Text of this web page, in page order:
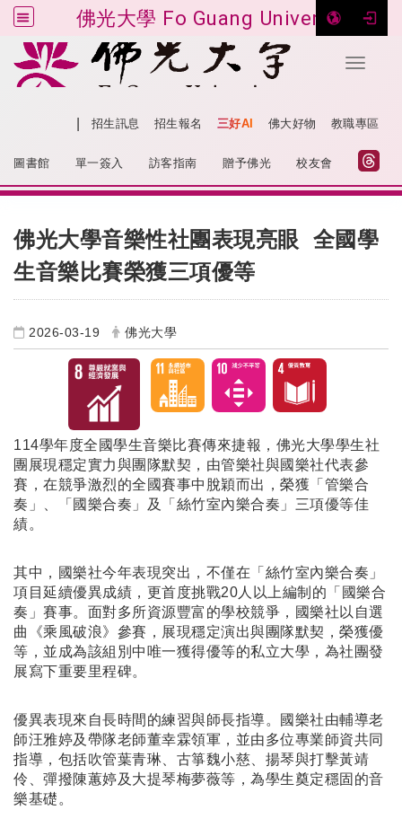
佛光大學 Fo Guang University
Toggle
跳到主要內容
招生訊息 招生報名 三好AI 佛大好物 教職專區
圖書館 單一簽入 訪客指南 贈予佛光 校友會
佛光大學音樂性社團表現亮眼 全國學
生音樂比賽榮獲三項優等
2026-03-19 佛光大學
114學年度全國學生音樂比賽傳來捷報，佛光大學學生社
團展現穩定實力與團隊默契，由管樂社與國樂社代表參
賽，在競爭激烈的全國賽事中脫穎而出，榮獲「管樂合
奏」、「國樂合奏」及「絲竹室內樂合奏」三項優等佳
績。
其中，國樂社今年表現突出，不僅在「絲竹室內樂合奏」
項目延續優異成績，更首度挑戰20人以上編制的「國樂合
奏」賽事。面對多所資源豐富的學校競爭，國樂社以自選
曲《乘風破浪》參賽，展現穩定演出與團隊默契，榮獲優
等，並成為該組別中唯一獲得優等的私立大學，為社團發
展寫下重要里程碑。
優異表現來自長時間的練習與師長指導。國樂社由輔導老
師汪雅婷及帶隊老師董幸霖領軍，並由多位專業師資共同
指導，包括吹管葉青琳、古箏魏小慈、揚琴與打擊黃靖
伶、彈撥陳蕙婷及大提琴梅夢薇等，為學生奠定穩固的音
樂基礎。